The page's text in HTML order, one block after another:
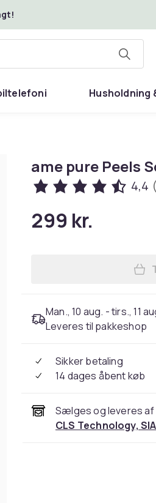
Husholdning
ame pure Peels
4,4
299 kr.
Man., 10 aug. - tirs., 11
Leveres til pakkeshop
Sikker betaling
14 dages åbent køb
Sælges og leveres af
CLS Technology, SIA